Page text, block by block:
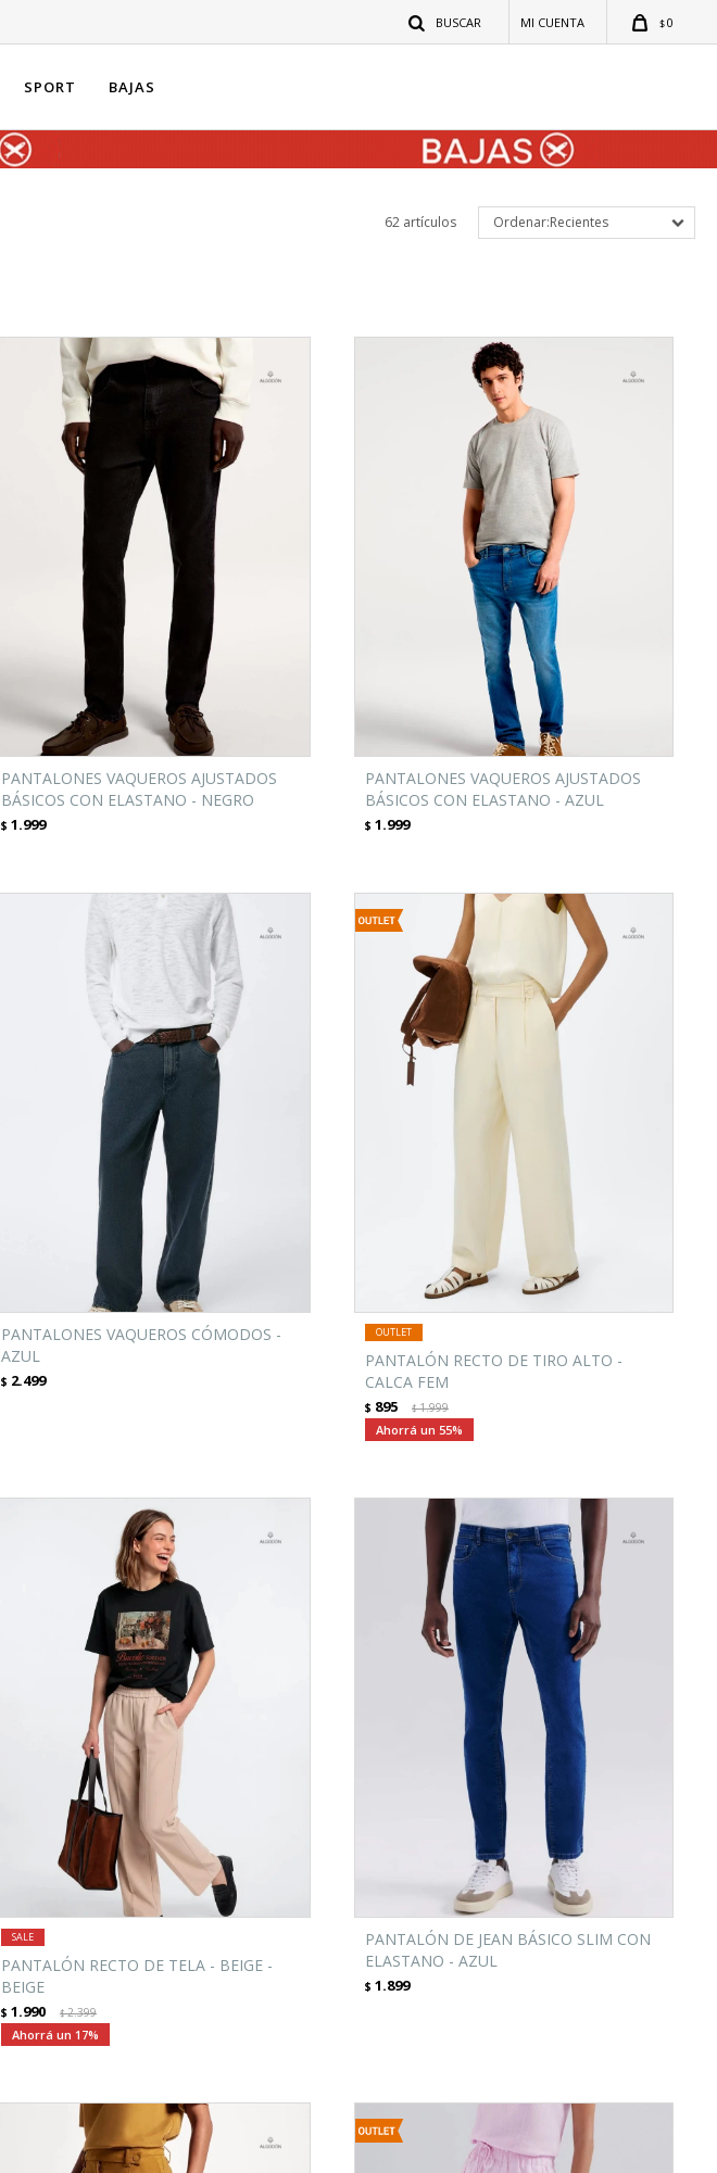
SPORT BAJAS
$0
62 artículos Recientes
PANTALONES VAQUEROS AJUSTADOS
BÁSICOS CON ELASTANO - NEGRO
$ 1.999
PANTALONES VAQUEROS AJUSTADOS
BÁSICOS CON ELASTANO - AZUL
$ 1.999
PANTALONES VAQUEROS CÓMODOS -
AZUL
$ 2.499
PANTALÓN RECTO DE TIRO ALTO -
CALCA FEM
$ 895 $1.999
55
PANTALÓN RECTO DE TELA - BEIGE -
BEIGE
$ 1.990 $2.399
17
PANTALÓN DE JEAN BÁSICO SLIM CON
ELASTANO - AZUL
$ 1.899